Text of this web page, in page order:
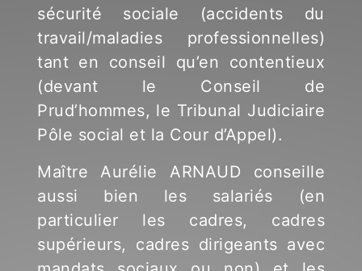
sécurité sociale (accidents du
travail/maladies professionnelles)
tant en conseil qu’en contentieux
(devant le Conseil de
Prud’hommes, le Tribunal Judiciaire
Pôle social et la Cour d’Appel).
Maître Aurélie ARNAUD conseille
aussi bien les salariés (en
particulier les cadres, cadres
supérieurs, cadres dirigeants avec